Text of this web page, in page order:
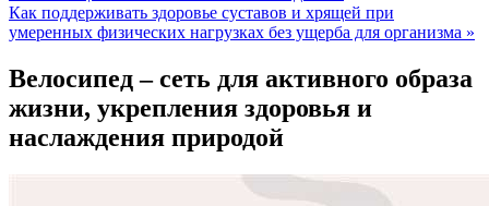
Как поддерживать здоровье суставов и хрящей при
умеренных физических нагрузках без ущерба для организма »
Велосипед – сеть для активного образа
жизни, укрепления здоровья и
наслаждения природой